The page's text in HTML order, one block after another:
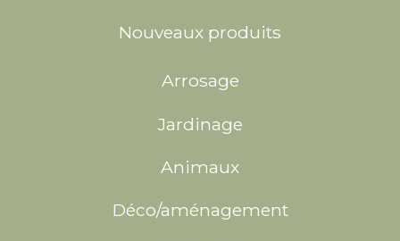
Nouveaux produits
Arrosage
Jardinage
Animaux
Déco/aménagement